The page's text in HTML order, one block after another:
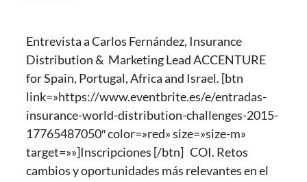
Entrevista a Carlos Fernández, Insurance
Distribution & Marketing Lead ACCENTURE
for Spain, Portugal, Africa and Israel. [btn
link=»https://www.eventbrite.es/e/entradas-
insurance-world-distribution-challenges-2015-
17765487050″ color=»red» size=»size-m»
target=»»]Inscripciones [/btn] COI. Retos
cambios y oportunidades más relevantes en el